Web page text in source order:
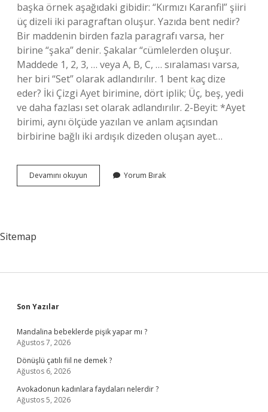
başka örnek aşağıdaki gibidir: “Kırmızı Karanfil” şiiri
üç dizeli iki paragraftan oluşur. Yazıda bent nedir?
Bir maddenin birden fazla paragrafı varsa, her
birine “şaka” denir. Şakalar “cümlelerden oluşur.
Maddede 1, 2, 3, … veya A, B, C, … sıralaması varsa,
her biri “Set” olarak adlandırılır. 1 bent kaç dize
eder? İki Çizgi Ayet birimine, dört iplik; Üç, beş, yedi
ve daha fazlası set olarak adlandırılır. 2-Beyit: *Ayet
birimi, aynı ölçüde yazılan ve anlam açısından
birbirine bağlı iki ardışık dizeden oluşan ayet…
Devamını okuyun
Ne
Yorum Bırak
Sitemap
Sidebar
Son Yazılar
Mandalina bebeklerde pişik yapar mı ?
Ağustos 7, 2026
Dönüşlü çatılı fiil ne demek ?
Ağustos 6, 2026
Avokadonun kadınlara faydaları nelerdir ?
Ağustos 5, 2026